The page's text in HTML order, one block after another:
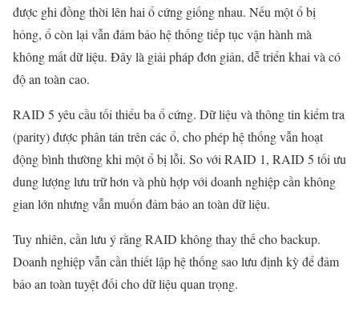
được ghi đồng thời lên hai ổ cứng giống nhau. Nếu một ổ bị
hỏng, ổ còn lại vẫn đảm bảo hệ thống tiếp tục vận hành mà
không mất dữ liệu. Đây là giải pháp đơn giản, dễ triển khai và có
độ an toàn cao.
RAID 5 yêu cầu tối thiểu ba ổ cứng. Dữ liệu và thông tin kiểm tra
(parity) được phân tán trên các ổ, cho phép hệ thống vẫn hoạt
động bình thường khi một ổ bị lỗi. So với RAID 1, RAID 5 tối ưu
dung lượng lưu trữ hơn và phù hợp với doanh nghiệp cần không
gian lớn nhưng vẫn muốn đảm bảo an toàn dữ liệu.
Tuy nhiên, cần lưu ý rằng RAID không thay thế cho backup.
Doanh nghiệp vẫn cần thiết lập hệ thống sao lưu định kỳ để đảm
bảo an toàn tuyệt đối cho dữ liệu quan trọng.